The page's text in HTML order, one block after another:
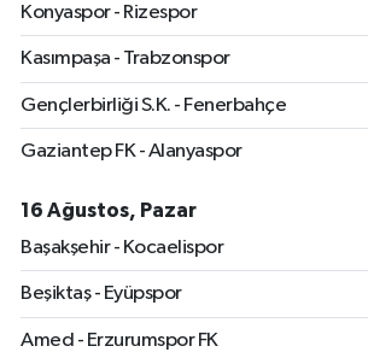
Konyaspor - Rizespor
Kasımpaşa - Trabzonspor
Gençlerbirliği S.K. - Fenerbahçe
Gaziantep FK - Alanyaspor
16 Ağustos, Pazar
Başakşehir - Kocaelispor
Beşiktaş - Eyüpspor
Amed - Erzurumspor FK